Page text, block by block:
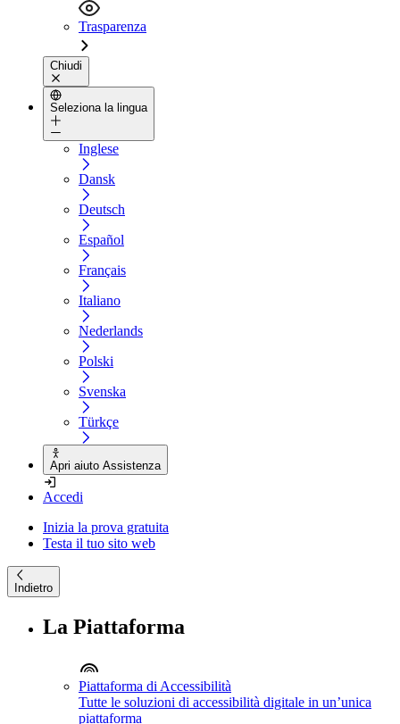
Trasparenza
Chiudi
Seleziona la lingua
Inglese
Dansk
Deutsch
Español
Français
Italiano
Nederlands
Polski
Svenska
Türkçe
Apri aiuto Assistenza
Accedi
Inizia la prova gratuita
Testa il tuo sito web
Indietro
La Piattaforma
Piattaforma di Accessibilità
Tutte le soluzioni di accessibilità digitale in un’unica
piattaforma